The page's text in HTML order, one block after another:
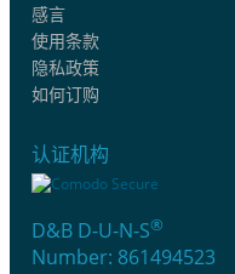
感言
使用条款
隐私政策
如何订购
认证机构
D&B D-U-N-S®
Number: 861494523